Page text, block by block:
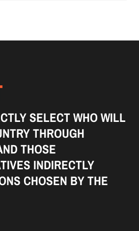
SELECT WHO WILL
THROUGH
THOSE
INDIRECTLY
CHOSEN BY THE